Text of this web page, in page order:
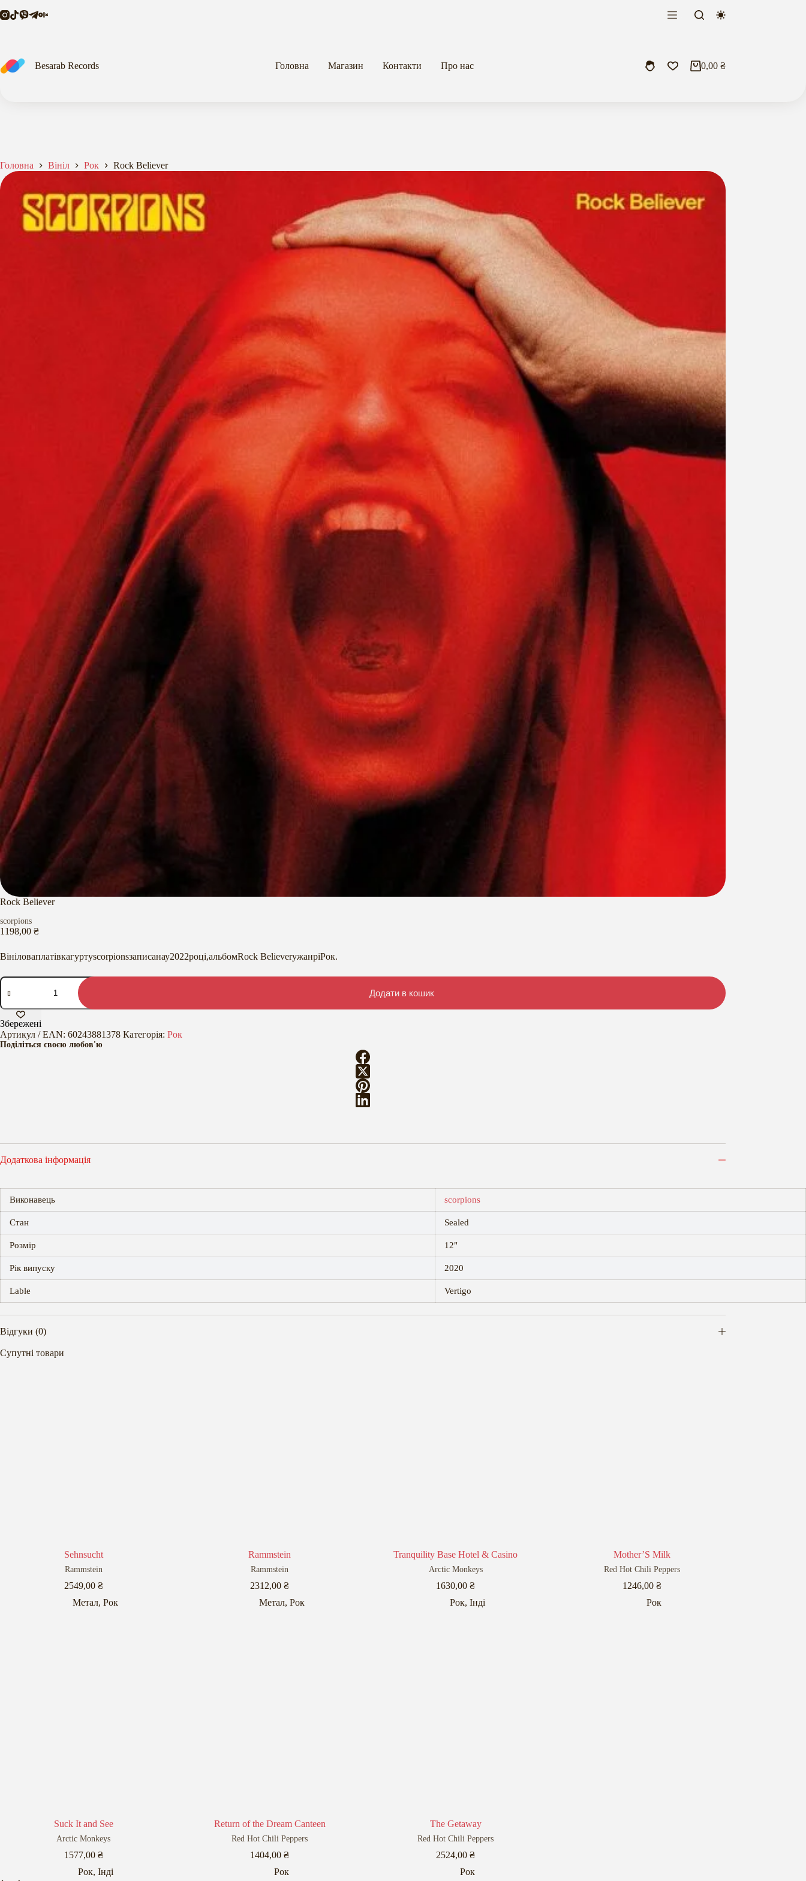
до
Besarab Records Головна Магазин Контакти Про нас Кошик
0,00 ₴
Головна Вініл Рок Rock Believer
Rock Believer
scorpions
1198,00 ₴
Вініловаплатівкагуртуscorpionsзаписанау2022році,альбомRock BelieverужанріРок.
Rock
Believer
Додати в кошик
Збережені
Артикул / EAN: 60243881378 Категорія: Рок
Поділіться своєю любов'ю
Додаткова інформація
Виконавець scorpions
Стан Sealed
Розмір 12"
Рік випуску 2020
Lable Vertigo
Відгуки (0)
Супутні товари
Sehnsucht
Rammstein
2549,00 ₴
Метал,Рок
Rammstein
Rammstein
2312,00₴
Метал, Рок
Tranquility Base Hotel & Casino
Arctic Monkeys
1630,00₴
Рок,Інді
Mother’S Milk
Red Hot Chili Peppers
1246,00 ₴
Рок
Suck It and See
Arctic Monkeys
1577,00 ₴
Рок, Інді
Return of the Dream Canteen
Red Hot Chili Peppers
1404,00₴
Рок
The Getaway
Red Hot Chili Peppers
2524,00₴
Рок